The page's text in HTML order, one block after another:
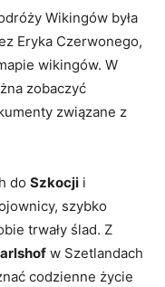
Wikingów była
Eryka Czerwonego,
wikingów. W
zobaczyć
związane z
do Szkocji i
szybko
trwały ślad. Z
w Szetlandach
codzienne życie